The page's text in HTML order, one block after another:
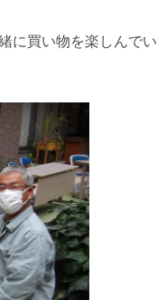
に買い物を楽しんでい